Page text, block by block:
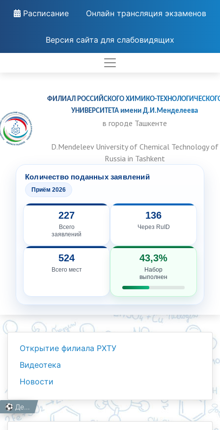
Расписание Онлайн трансляция экзаменов
Версия сайта для слабовидящих
ФИЛИАЛ РОССИЙСКОГО ХИМИКО-
УНИВЕРСИТЕТА имени Д.И.Менделеева
в городе Ташкенте
D.Mendeleev University of Chemical Technology of
Russia in Tashkent
Количество поданных заявлений
Приём 2026
227
Всего
заявлений
136
Через RuID
524
Всего мест
43,3%
Набор
выполнен
Открытие филиала РХТУ
Видеотека
Новости
Главная
Работникам
Новости ⚽️ День спорта в филиале — энергия, движение и командный дух!